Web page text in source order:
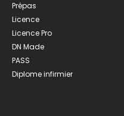
Prépas
Licence
Licence Pro
DN Made
PASS
Diplome infirmier